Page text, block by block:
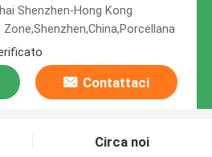
Shenzhen-Hong Kong
Contattaci
Circa noi